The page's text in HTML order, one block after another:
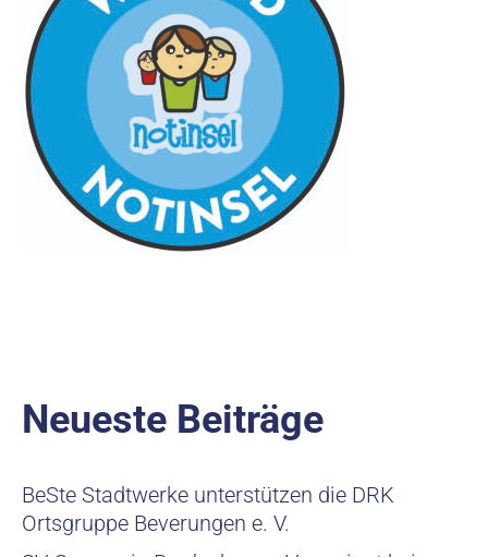
Neueste Beiträge
BeSte Stadtwerke unterstützen die DRK
Ortsgruppe Beverungen e. V.